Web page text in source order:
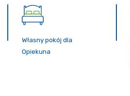
Własny pokój dla
Opiekuna